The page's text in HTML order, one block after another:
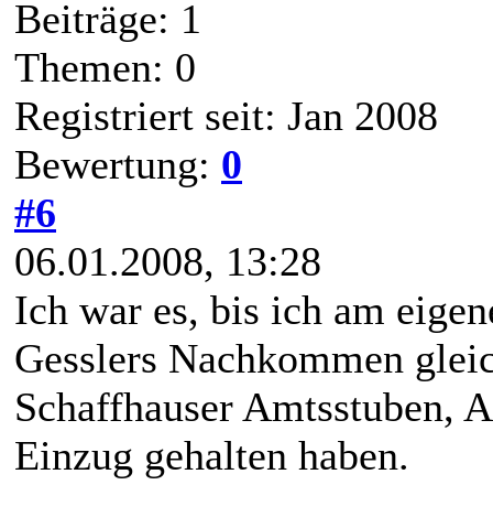
Beiträge: 1
Themen: 0
Registriert seit: Jan 2008
Bewertung: 0
#6
06.01.2008, 13:28
Ich war es, bis ich am
Gesslers Nachkommen
Schaffhauser Amtsstuben,
Einzug gehalten haben.